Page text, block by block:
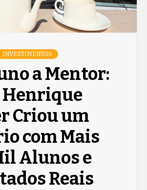
INVESTIMENTOS
a Mentor:
Henrique
Criou um
com Mais
Alunos e
Reais